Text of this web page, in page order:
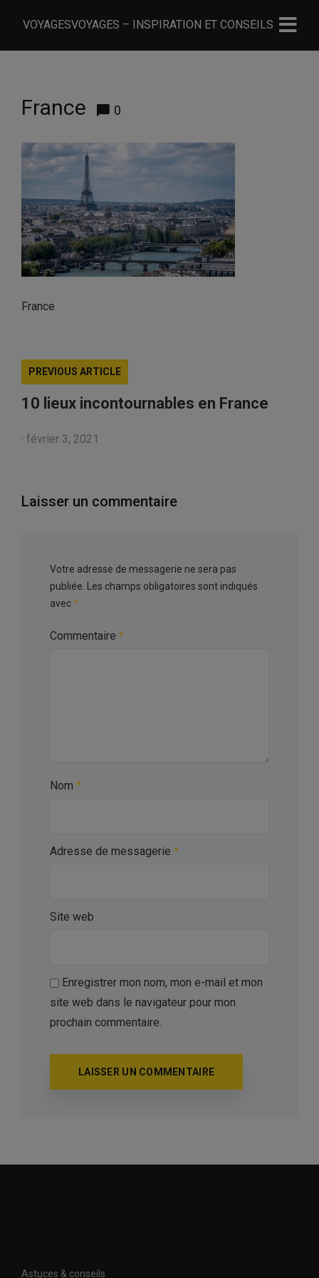
VOYAGESVOYAGES – INSPIRATION ET CONSEILS
France 0
France
PREVIOUS ARTICLE
10 lieux incontournables en France
· février 3, 2021
Laisser un commentaire
Votre adresse de messagerie ne sera pas
publiée.
Les champs obligatoires sont indiqués
avec*
Commentaire *
Nom *
Adresse de messagerie *
Site web
Enregistrer mon nom, mon e-mail et mon
site web dans le navigateur pour mon
prochain commentaire.
Astuces & conseils